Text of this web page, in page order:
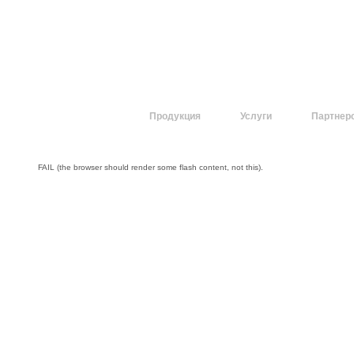
Продукция Услуги
FAIL (the browser should render some flash content, not this).